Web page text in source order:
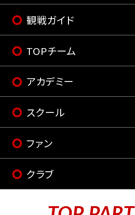
観戦ガイド
TOPチーム
アカデミー
スクール
ファン
クラブ